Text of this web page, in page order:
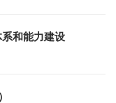
系和能力建设